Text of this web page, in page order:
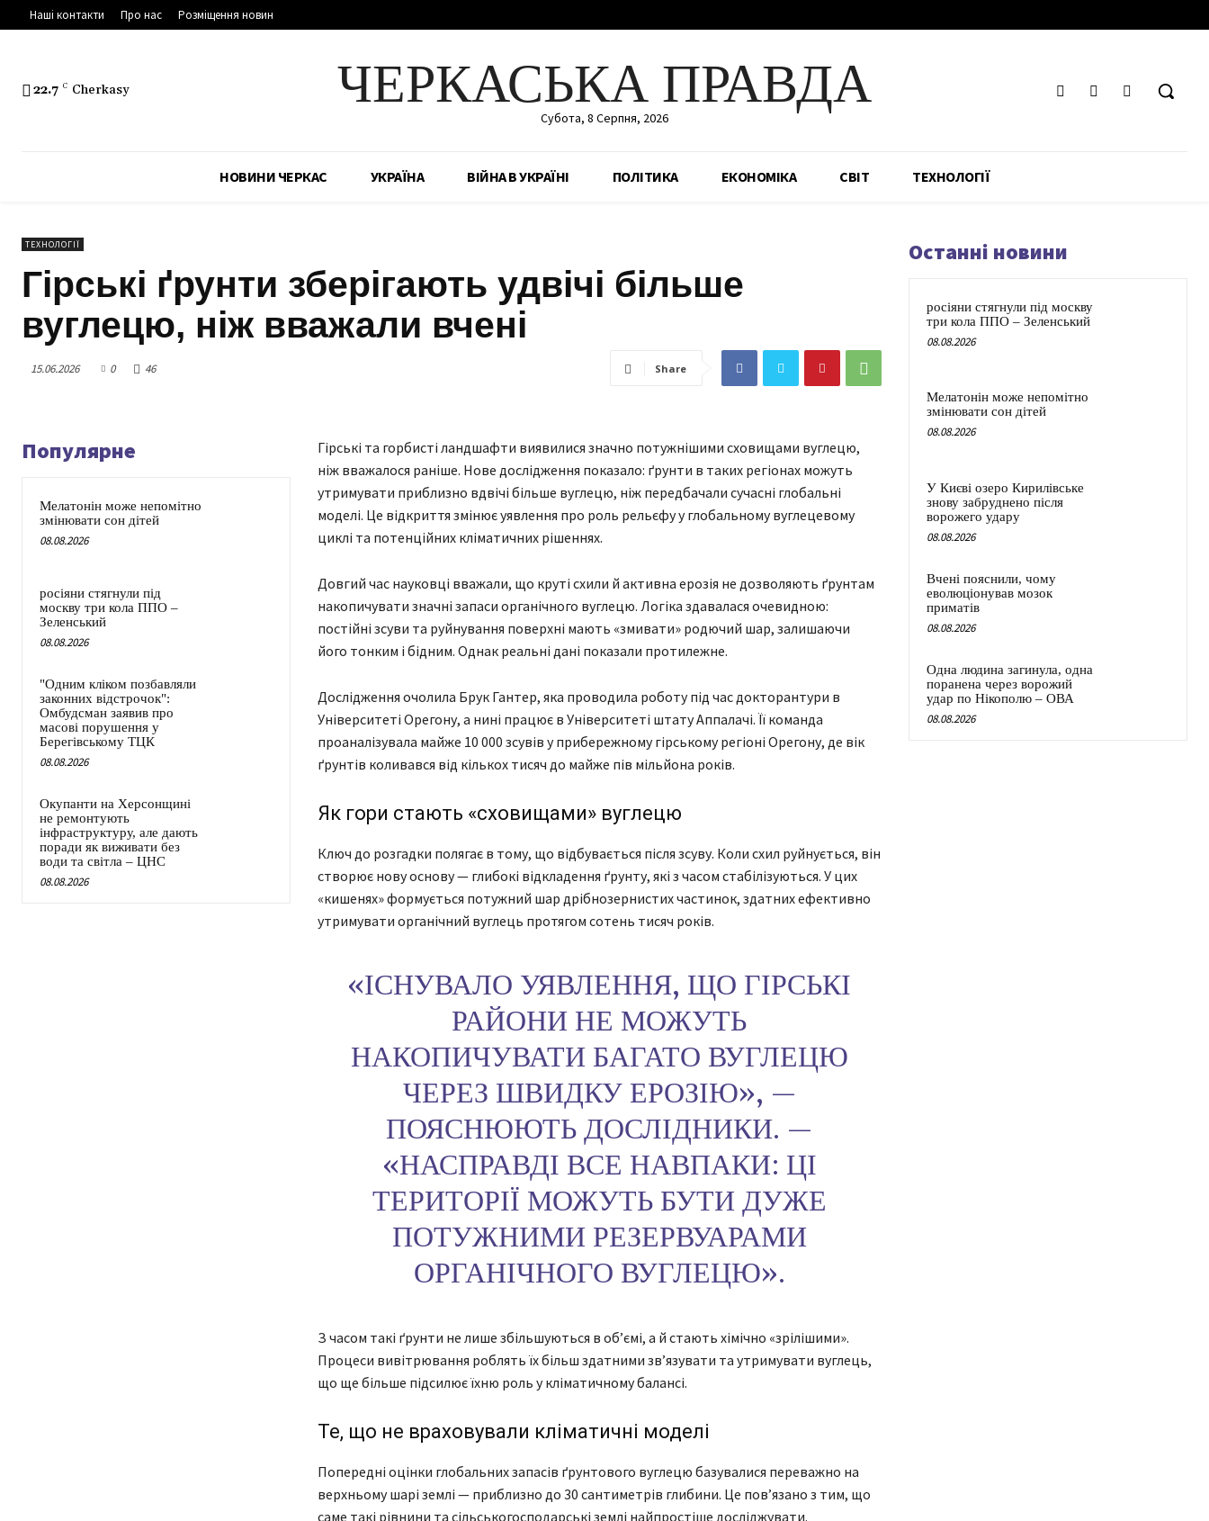
Наші контакти Про нас Розміщення новин
22.7 C Cherkasy ЧЕРКАСЬКА ПРАВДА
Субота, 8 Серпня, 2026
НОВИНИ ЧЕРКАС УКРАЇНА ВІЙНА В УКРАЇНІ ПОЛІТИКА ЕКОНОМІКА СВІТ ТЕХНОЛОГІЇ
ТЕХНОЛОГІЇ
Гірські ґрунти зберігають удвічі більше
вуглецю, ніж вважали вчені
15.06.2026 0 46 Share
Популярне
Мелатонін може непомітно
змінювати сон дітей
08.08.2026
росіяни стягнули під
москву три кола ППО –
Зеленський
08.08.2026
"Одним кліком позбавляли
законних відстрочок":
Омбудсман заявив про
масові порушення у
Берегівському ТЦК
08.08.2026
Окупанти на Херсонщині
не ремонтують
інфраструктуру, але дають
поради як виживати без
води та світла – ЦНС
08.08.2026
Гірські та горбисті ландшафти виявилися значно потужнішими сховищами вуглецю,
ніж вважалося раніше. Нове дослідження показало: ґрунти в таких регіонах можуть
утримувати приблизно вдвічі більше вуглецю, ніж передбачали сучасні глобальні
моделі. Це відкриття змінює уявлення про роль рельєфу у глобальному вуглецевому
циклі та потенційних кліматичних рішеннях.
Довгий час науковці вважали, що круті схили й активна ерозія не дозволяють ґрунтам
накопичувати значні запаси органічного вуглецю. Логіка здавалася очевидною:
постійні зсуви та руйнування поверхні мають «змивати» родючий шар, залишаючи
його тонким і бідним. Однак реальні дані показали протилежне.
Дослідження очолила Брук Гантер, яка проводила роботу під час докторантури в
Університеті Орегону, а нині працює в Університеті штату Аппалачі. Її команда
проаналізувала майже 10 000 зсувів у прибережному гірському регіоні Орегону, де вік
ґрунтів коливався від кількох тисяч до майже пів мільйона років.
Як гори стають «сховищами» вуглецю
Ключ до розгадки полягає в тому, що відбувається після зсуву. Коли схил руйнується, він
створює нову основу — глибокі відкладення ґрунту, які з часом стабілізуються. У цих
«кишенях» формується потужний шар дрібнозернистих частинок, здатних ефективно
утримувати органічний вуглець протягом сотень тисяч років.
«ІСНУВАЛО УЯВЛЕННЯ, ЩО ГІРСЬКІ
РАЙОНИ НЕ МОЖУТЬ
НАКОПИЧУВАТИ БАГАТО ВУГЛЕЦЮ
ЧЕРЕЗ ШВИДКУ ЕРОЗІЮ», —
ПОЯСНЮЮТЬ ДОСЛІДНИКИ. —
«НАСПРАВДІ ВСЕ НАВПАКИ: ЦІ
ТЕРИТОРІЇ МОЖУТЬ БУТИ ДУЖЕ
ПОТУЖНИМИ РЕЗЕРВУАРАМИ
ОРГАНІЧНОГО ВУГЛЕЦЮ».
З часом такі ґрунти не лише збільшуються в об’ємі, а й стають хімічно «зрілішими».
Процеси вивітрювання роблять їх більш здатними зв’язувати та утримувати вуглець,
що ще більше підсилює їхню роль у кліматичному балансі.
Те, що не враховували кліматичні моделі
Попередні оцінки глобальних запасів ґрунтового вуглецю базувалися переважно на
верхньому шарі землі — приблизно до 30 сантиметрів глибини. Це пов’язано з тим, що
саме такі рівнини та сільськогосподарські землі найпростіше досліджувати.
Останні новини
росіяни стягнули під москву
три кола ППО – Зеленський
08.08.2026
Мелатонін може непомітно
змінювати сон дітей
08.08.2026
У Києві озеро Кирилівське
знову забруднено після
ворожего удару
08.08.2026
Вчені пояснили, чому
еволюціонував мозок
приматів
08.08.2026
Одна людина загинула, одна
поранена через ворожий
удар по Нікополю – ОВА
08.08.2026